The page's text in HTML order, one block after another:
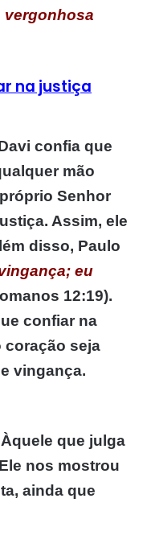
vergonhosa
na justiça
confia que
mão
Senhor
Assim, ele
disso, Paulo
eu
12:19).
confiar na
coração seja
vingança.
que julga
nos mostrou
ainda que